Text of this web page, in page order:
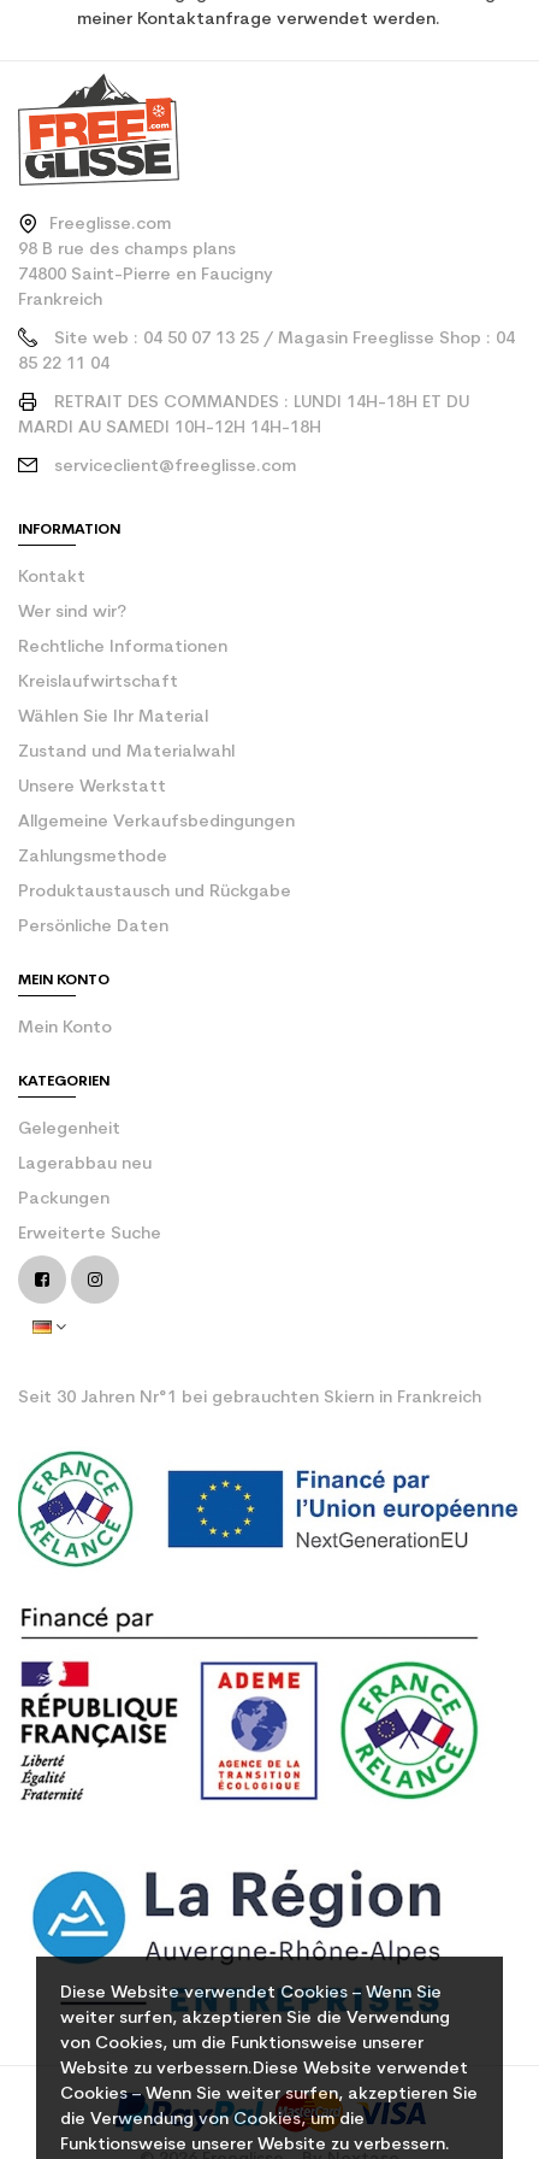
Diese Website verwendet Cookies – Wenn Sie
weiter surfen, akzeptieren Sie die Verwendung
von Cookies, um die Funktionsweise unserer
Website zu verbessern.Diese Website verwendet
Cookies – Wenn Sie weiter surfen, akzeptieren Sie
die Verwendung von Cookies, um die
Funktionsweise unserer Website zu verbessern.
meiner Kontaktanfrage verwendet werden.
Freeglisse.com
98 B rue des champs plans
74800 Saint-Pierre en Faucigny
Frankreich
Site web : 04 50 07 13 25 / Magasin Freeglisse Shop : 04
85 22 11 04
RETRAIT DES COMMANDES : LUNDI 14H-18H ET DU
MARDI AU SAMEDI 10H-12H 14H-18H
serviceclient@freeglisse.com
INFORMATION
Kontakt
Wer sind wir?
Rechtliche Informationen
Kreislaufwirtschaft
Wählen Sie Ihr Material
Zustand und Materialwahl
Unsere Werkstatt
Allgemeine Verkaufsbedingungen
Zahlungsmethode
Produktaustausch und Rückgabe
Persönliche Daten
MEIN KONTO
Mein Konto
KATEGORIEN
Gelegenheit
Lagerabbau neu
Packungen
Erweiterte Suche
Seit 30 Jahren Nr°1 bei gebrauchten Skiern in Frankreich